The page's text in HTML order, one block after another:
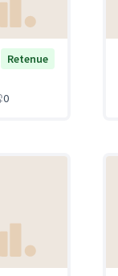
Retenue
0